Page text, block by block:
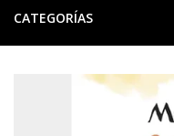
CATEGORÍAS